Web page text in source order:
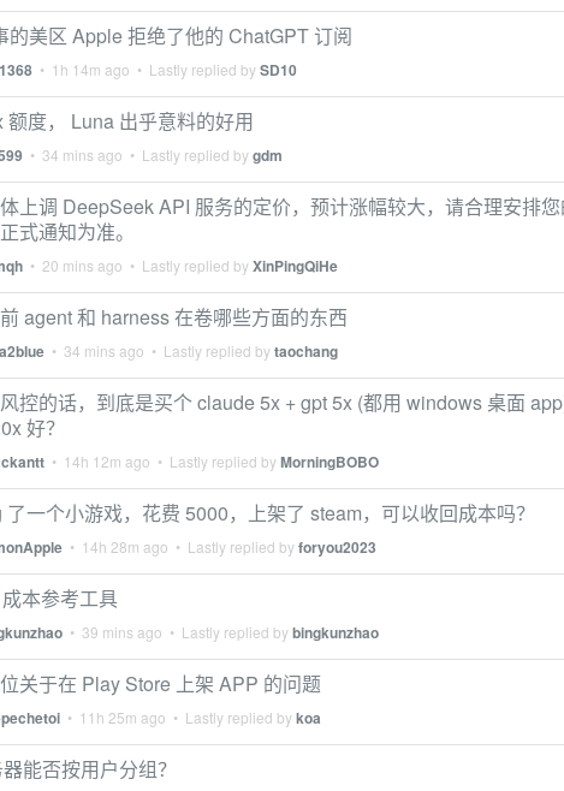
的美区 Apple 拒绝了他的 ChatGPT 订阅
• 1h 14m ago • Lastly replied bySD10
额度， Luna 出乎意料的好用
• 34 mins ago • Lastly replied bygdm
上调 DeepSeek API 服务的定价，预计涨幅较大，请合理安排您
式通知为准。
• 20 mins ago • Lastly replied byXinPingQiHe
agent 和 harness 在卷哪些方面的东西
• 34 mins ago • Lastly replied bytaochang
控的话，到底是买个 claude 5x + gpt 5x (都用 windows 桌面
好？
• 14h 12m ago • Lastly replied byMorningBOBO
一个小游戏，花费 5000，上架了 steam，可以收回成本吗？
• 14h 28m ago • Lastly replied byforyou2023
本参考工具
• 39 mins ago • Lastly replied bybingkunzhao
关于在 Play Store 上架 APP 的问题
• 11h 25m ago • Lastly replied bykoa
能否按用户分组？